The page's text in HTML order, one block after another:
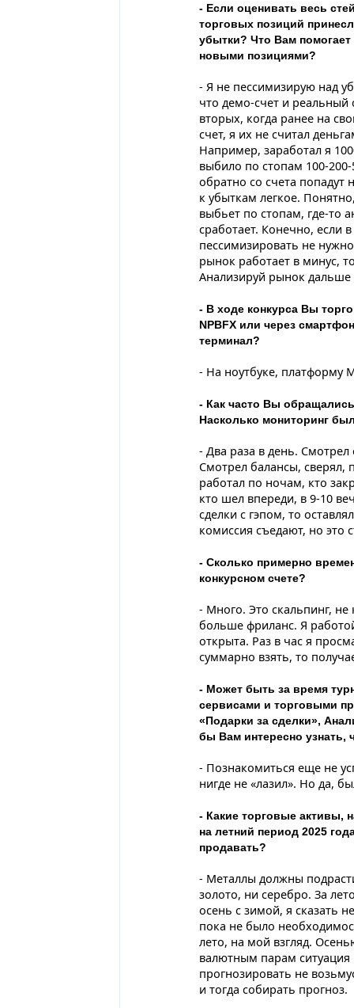
- Если оценивать весь
торговых позиций
убытки? Что Вам
новыми позициями?
- Я не пессимизирую над
что демо-счет и реальный
вторых, когда ранее на
счет, я их не считал
Например, заработал я
выбило по стопам 100-
обратно со счета
к убыткам легкое.
выбьет по стопам, где-то
сработает. Конечно, если
пессимизировать не
рынок работает в минус,
Анализируй рынок
- В ходе конкурса Вы
NPBFX или через
терминал?
- На ноутбуке, платформу
- Как часто Вы
Насколько мониторинг
- Два раза в день.
Смотрел балансы,
работал по ночам, кто
кто шел впереди, в 9-10
сделки с гэпом, то
комиссия съедают, но это
- Сколько примерно
конкурсном счете?
- Много. Это скальпинг,
больше фриланс. Я
открыта. Раз в час я
суммарно взять, то
- Может быть за время
сервисами и торговыми
«Подарки за сделки»,
бы Вам интересно узнать,
- Познакомиться еще не
нигде не «лазил». Но да,
- Какие торговые активы,
на летний период 2025
продавать?
- Металлы должны
золото, ни серебро. За
осень с зимой, я сказать
пока не было
лето, на мой взгляд.
валютным парам
прогнозировать не
и тогда собирать прогноз.